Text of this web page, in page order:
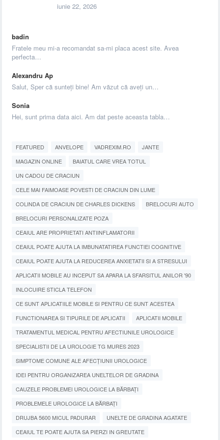
iunie 22, 2026
badin
Fratele meu mi-a recomandat sa-mi placa acest site. Avea
perfecta…
Alexandru Ap
Salut, Sper că sunteți bine! Am văzut că aveți un…
Sonia
Hei, sunt prima data aici. Am dat peste aceasta tabla…
FEATURED ANVELOPE VADREXIM.RO
JANTE
MAGAZIN ONLINE
BAIATUL CARE VREA TOTUL
UN CADOU DE CRACIUN
CELE MAI FAIMOASE POVESTI DE CRACIUN DIN LUME
COLINDA DE CRACIUN DE CHARLES DICKENS
BRELOCURI AUTO
BRELOCURI PERSONALIZATE POZA
CEAIUL ARE PROPRIETATI ANTIINFLAMATORII
CEAIUL POATE AJUTA LA IMBUNATATIREA FUNCTIEI COGNITIVE
CEAIUL POATE AJUTA LA REDUCEREA ANXIETATII SI A STRESULUI
APLICATII MOBILE AU INCEPUT SA APARA LA SFARSITUL ANILOR '90
INLOCUIRE STICLA TELEFON
CE SUNT APLICATIILE MOBILE SI PENTRU CE SUNT ACESTEA
FUNCTIONAREA SI TIPURILE DE APLICATII
APLICATII MOBILE
TRATAMENTUL MEDICAL PENTRU AFECTIUNILE UROLOGICE
SPECIALISTII DE LA UROLOGIE TG MURES 2023
SIMPTOME COMUNE ALE AFECȚIUNII UROLOGICE
IDEI PENTRU ORGANIZAREA UNELTELOR DE GRADINA
CAUZELE PROBLEMEI UROLOGICE LA BĂRBAȚI
PROBLEMELE UROLOGICE LA BĂRBAȚI
DRUJBA 5600 MICUL PADURAR
UNELTE DE GRADINA AGATATE
CEAIUL TE POATE AJUTA SA PIERZI IN GREUTATE